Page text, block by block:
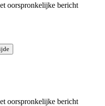
oorspronkelijke bericht
oorspronkelijke bericht